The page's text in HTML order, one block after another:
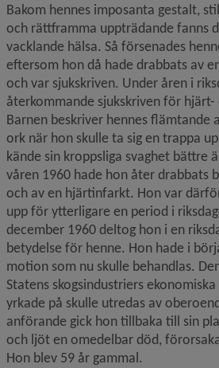
Bakom hennes imposanta gestalt,
och rättframma uppträdande fanns
vacklande hälsa. Så försenades
eftersom hon då hade drabbats av
och var sjukskriven. Under åren i
återkommande sjukskriven för
Barnen beskriver hennes flämtande
ork när hon skulle ta sig en trappa
kände sin kroppsliga svaghet bättre
våren 1960 hade hon åter drabbats
och av en hjärtinfarkt. Hon var
upp för ytterligare en period i
december 1960 deltog hon i en
betydelse för henne. Hon hade i
motion som nu skulle behandlas.
Statens skogsindustriers
yrkade på skulle utredas av
anförande gick hon tillbaka till sin
och ljöt en omedelbar död,
Hon blev 59 år gammal.